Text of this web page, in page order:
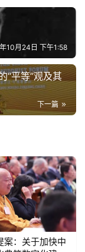
10月24日 下午1:58
“平等”观及其
下一篇
案：关于加快中